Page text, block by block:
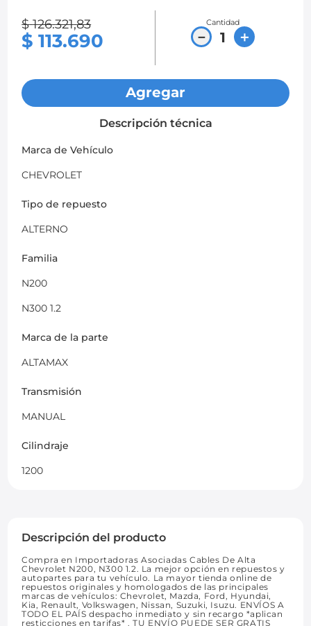
$ 126.321,83
$ 113.690
Cantidad
＋
－
Agregar
Descripción técnica
Marca de Vehículo
CHEVROLET
Tipo de repuesto
ALTERNO
Familia
N200
N300 1.2
Marca de la parte
ALTAMAX
Transmisión
MANUAL
Cilindraje
1200
Descripción del producto
Compra en Importadoras Asociadas Cables De Alta
Chevrolet N200, N300 1.2. La mejor opción en repuestos y
autopartes para tu vehículo. La mayor tienda online de
repuestos originales y homologados de las principales
marcas de vehículos: Chevrolet, Mazda, Ford, Hyundai,
Kia, Renault, Volkswagen, Nissan, Suzuki, Isuzu. ENVÍOS A
TODO EL PAÍS despacho inmediato y sin recargo *aplican
resticciones en tarifas* . TU ENVÍO PUEDE SER GRATIS
chevrolet spark gt
. chevrolet sail